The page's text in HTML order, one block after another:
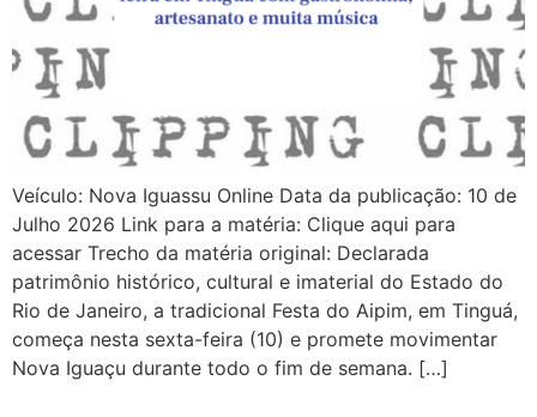
Veículo: Nova Iguassu Online Data da publicação: 10 de
Julho 2026 Link para a matéria: Clique aqui para
acessar Trecho da matéria original: Declarada
patrimônio histórico, cultural e imaterial do Estado do
Rio de Janeiro, a tradicional Festa do Aipim, em Tinguá,
começa nesta sexta-feira (10) e promete movimentar
Nova Iguaçu durante todo o fim de semana. […]